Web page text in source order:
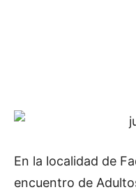
En la localidad de
encuentro de